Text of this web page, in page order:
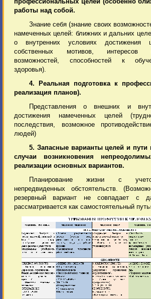
работы над собой.
Знание себя (знание своих
намеченных целей: ближних и дальних
о внутренних условиях достижения
собственных мотивов, интересов
возможностей, способностей к
здоровья).
4. Реальная подготовка к
реализация планов).
Представления о внешних и
достижения намеченных целей
последствия, возможное
людей)
5. Запасные варианты целей и пути
случаи возникновения
реализации основных вариантов.
Планирование жизни с
непредвиденных обстоятельств.
резервный вариант не совпадает с
рассматривается как самостоятельный